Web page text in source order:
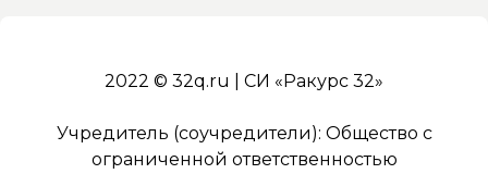
2022 © 32q.ru | СИ «Ракурс 32»
Учредитель (соучредители): Общество с
ограниченной ответственностью